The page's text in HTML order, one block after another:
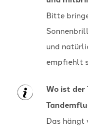
Bitte
und
empfiehlt
Wo ist
Das hängt